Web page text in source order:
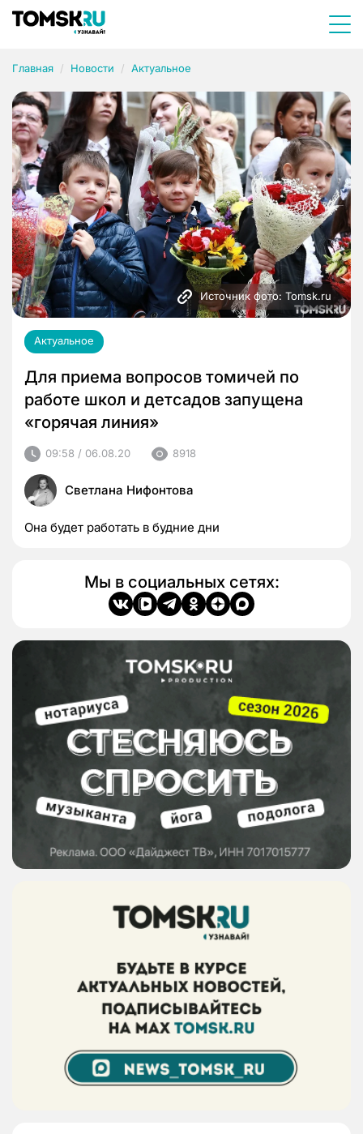
Главная Новости Актуальное
Источник фото: Tomsk.ru
Актуальное
Для приема вопросов томичей по
работе школ и детсадов запущена
«горячая линия»
09:58 / 06.08.20 8918
Светлана Нифонтова
Она будет работать в будние дни
Мы в социальных сетях: